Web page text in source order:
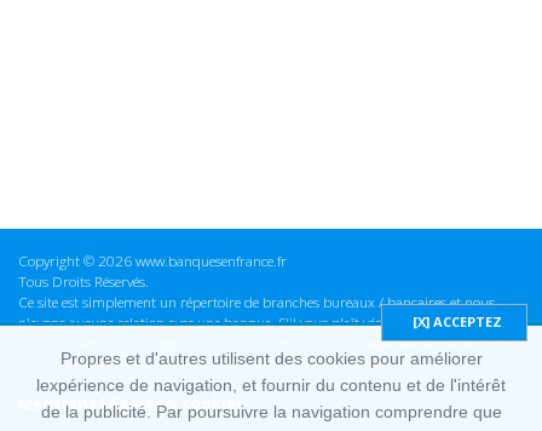
Copyright © 2026 www.banquesenfrance.fr
Tous Droits Réservés.
Ce site est simplement un répertoire de branches bureaux / bancaires et nous
n'avons aucune relation avec une banque. S'il vous plaît vérifier ces informations
avant d'effectuer toute opération, nous ne sommes pas responsables des erreurs
ou des omissions dans les informations que nous fournissons.
Mentions Légales & cookies
Propres et d'autres utilisent des cookies pour améliorer
lexpérience de navigation, et fournir du contenu et de l'intérêt
de la publicité. Par poursuivre la navigation comprendre que